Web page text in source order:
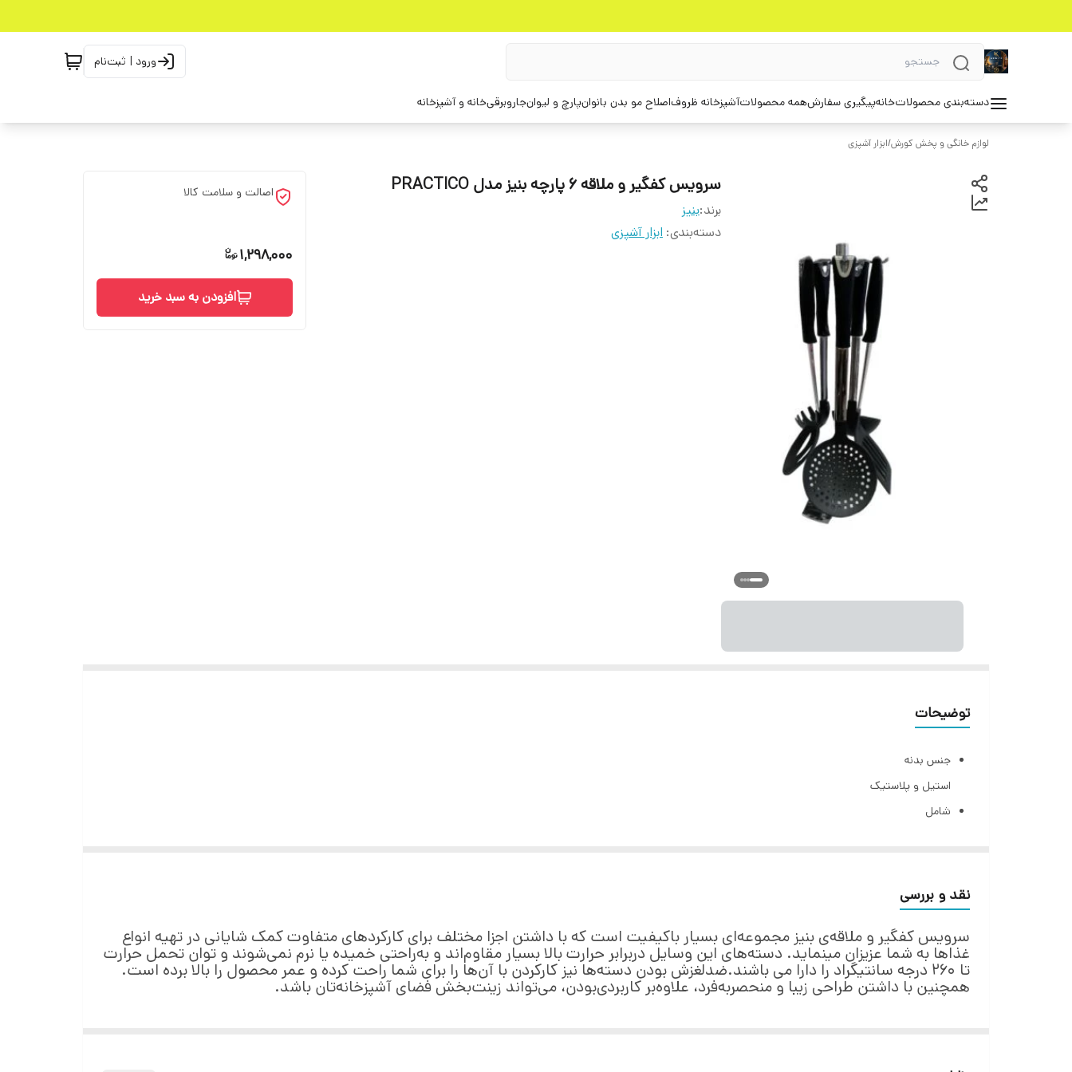
ورود | ثبت‌نام
دسته‌بندی محصولاتخانهپیگیری سفارشهمه محصولاتآشپزخانه ظروفاصلاح مو بدن بانوانپارچ و لیوانجاروبرقیخانه و آشپزخانه
لوازم خانگی و پخش کورش/ابزار آشپزی
سرویس کفگیر و ملاقه 6 پارچه بنیز مدل PRACTICO
برند:بنیز
دسته‌بندی: ابزار آشپزی
اصالت و سلامت کالا
1,298,000
افزودن به سبد خرید
توضیحات
جنس بدنه
استیل و پلاستیک
شامل
امکانات ظاهری
پایه
نقد و بررسی
سرویس کفگیر و ملاقه‌ی بنیز مجموعه‌ای بسیار باکیفیت است که با داشتن اجزا مختلف برای کارکردهای متفاوت کمک شایانی در تهیه انواع
غذاها به شما عزیزان مینماید. دسته‌های این وسایل دربرابر حرارت بالا بسیار مقاوم‌اند و به‌راحتی خمیده یا نرم نمی‌شوند و توان تحمل حرارت
تا 260 درجه سانتیگراد را دارا می باشند.ضدلغزش بودن دسته‌ها نیز کارکردن با آن‌ها را برای شما راحت کرده و عمر محصول را بالا برده است.
همچنین با داشتن طراحی زیبا و منحصربه‌فرد، علاوه‌بر کاربردی‌بودن، می‌تواند زینت‌بخش فضای آشپزخانه‌تان باشد.